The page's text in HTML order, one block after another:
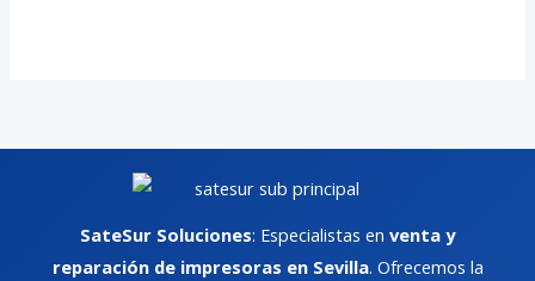
SateSur Soluciones: Especialistas en venta y
reparación de impresoras en Sevilla. Ofrecemos la